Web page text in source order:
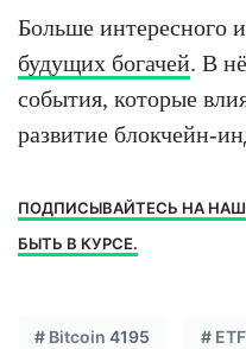
Больше интересного
будущих богачей. В
события, которые
развитие блокчейн-
ПОДПИСЫВАЙТЕСЬ НА НАШ
БЫТЬ В КУРСЕ.
# Bitcoin 4195 # ETF